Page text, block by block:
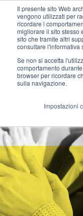
Il presente sito Web
vengono utilizzati per
ricordare i
migliorare il sito stesso
sito che tramite altri
consultare l'informativa
Se non si accetta
comportamento
browser per ricordare
sulla navigazione.
Impostazioni